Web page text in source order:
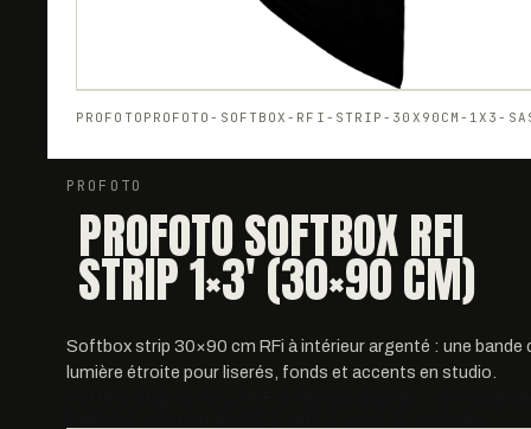
PROFOTO PROFOTO-SOFTBOX-RFI-STRIP-30X90CM-1X3-
PROFOTO
PROFOTO SOFTBOX RFI
STRIP 1×3' (30×90 CM)
Softbox strip 30×90 cm RFi à intérieur argenté : une bande
lumière étroite pour liserés, fonds et accents en studio.